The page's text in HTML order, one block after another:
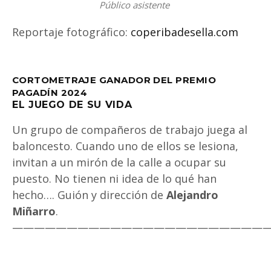
Público asistente
Reportaje fotográfico: coperibadesella.com
CORTOMETRAJE GANADOR DEL PREMIO
PAGADÍN 2024
EL JUEGO DE SU VIDA
Un grupo de compañeros de trabajo juega al
baloncesto. Cuando uno de ellos se lesiona,
invitan a un mirón de la calle a ocupar su
puesto. No tienen ni idea de lo qué han
hecho…. Guión y dirección de Alejandro
Miñarro.